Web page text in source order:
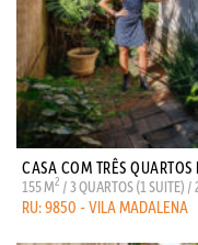
CASA COM TRÊS QUARTOS
155 M2 / 3 QUARTOS (1 SUITE) /
RU: 9850 - VILA MADALENA